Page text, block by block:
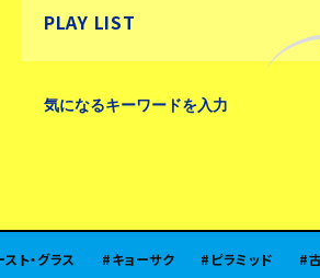
PLAY LIST
キョーサク ピラミッド 古代エジプト